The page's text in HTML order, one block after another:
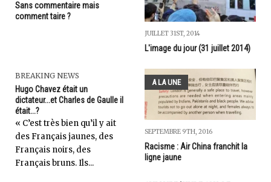
Sans commentaire mais
comment taire ?
JUILLET 31ST, 2014
L'image du jour (31 juillet 2014)
BREAKING NEWS
Hugo Chavez était un
dictateur...et Charles de Gaulle il
était...?
« C’est très bien qu’il y ait
des Français jaunes, des
Français noirs, des
Français bruns. Ils...
A LA UNE
SEPTEMBRE 9TH, 2016
Racisme : Air China franchit la
ligne jaune